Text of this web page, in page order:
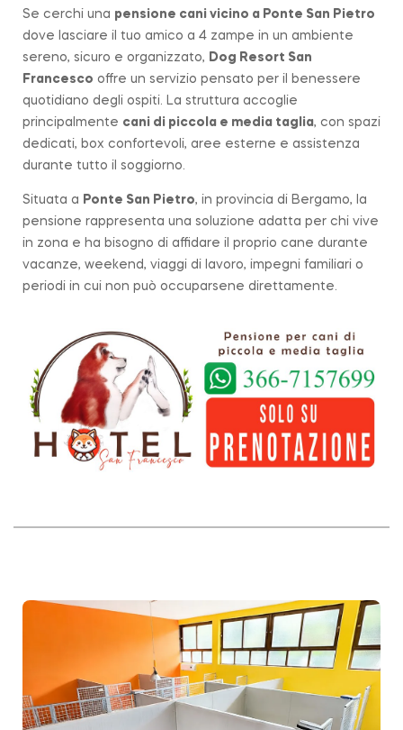
Se cerchi una pensione cani vicino a Ponte San Pietro
dove lasciare il tuo amico a 4 zampe in un ambiente
sereno, sicuro e organizzato, Dog Resort San
Francesco offre un servizio pensato per il benessere
quotidiano degli ospiti. La struttura accoglie
principalmente cani di piccola e media taglia, con spazi
dedicati, box confortevoli, aree esterne e assistenza
durante tutto il soggiorno.
Situata a Ponte San Pietro, in provincia di Bergamo, la
pensione rappresenta una soluzione adatta per chi vive
in zona e ha bisogno di affidare il proprio cane durante
vacanze, weekend, viaggi di lavoro, impegni familiari o
periodi in cui non può occuparsene direttamente.